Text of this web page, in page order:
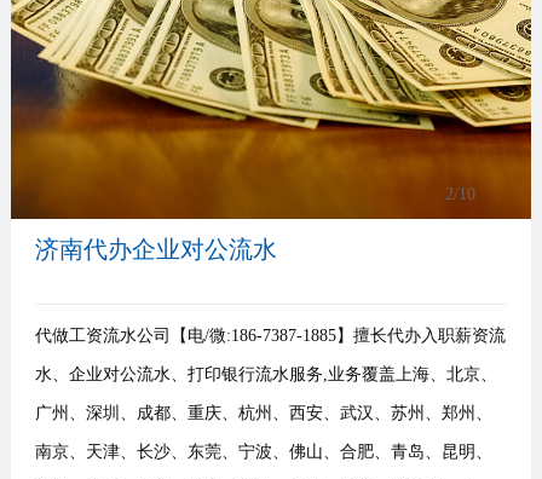
事
我
3/10
济南代办企业对公流水
代做工资流水公司【电/微:186-7387-1885】擅长代办入职薪资流
水、企业对公流水、打印银行流水服务,业务覆盖上海、北京、
广州、深圳、成都、重庆、杭州、西安、武汉、苏州、郑州、
南京、天津、长沙、东莞、宁波、佛山、合肥、青岛、昆明、